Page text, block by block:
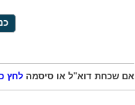
אם שכחת דוא"ל או סיסמה לחץ